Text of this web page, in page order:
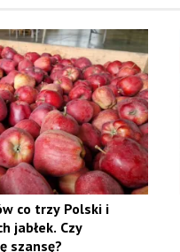
co trzy Polski i
jabłek. Czy
szansę?